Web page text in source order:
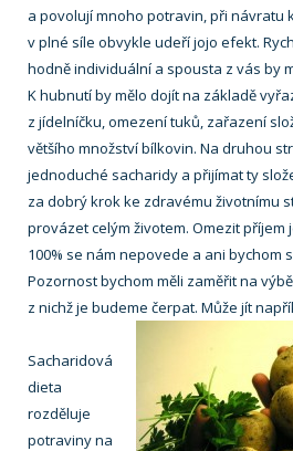
a povolují mnoho potravin, při návratu
v plné síle obvykle udeří jojo efekt.
hodně individuální a spousta z vás by
K hubnutí by mělo dojít na základě
z jídelníčku, omezení tuků, zařazení
většího množství bílkovin. Na druhou
jednoduché sacharidy a přijímat ty
za dobrý krok ke zdravému životnímu
provázet celým životem. Omezit
100% se nám nepovede a ani bychom
Pozornost bychom měli zaměřit na
z nichž je budeme čerpat. Může jít
Sacharidová
dieta
rozděluje
potraviny na